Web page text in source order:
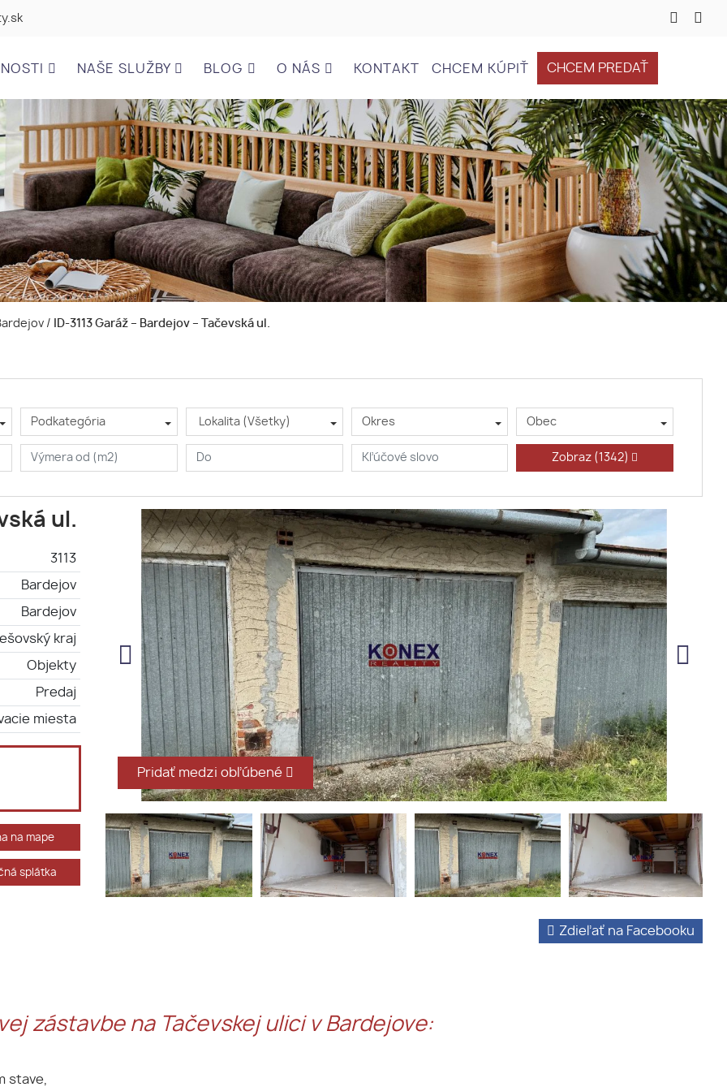
NAŠE SLUŽBY BLOG O NÁS KONTAKT CHCEM KÚPIŤ CHCEM PREDAŤ
/ ID-3113 Garáž – Bardejov – Tačevská ul.
Podkategória Lokalita (Všetky) Okres Obec
Zobraz (1342)
ul.
3113
Bardejov
Bardejov
kraj
Objekty
Predaj
miesta
na mape
splátka
Pridať medzi obľúbené
Zdieľať na Facebooku
zástavbe na Tačevskej ulici v Bardejove:
stave,